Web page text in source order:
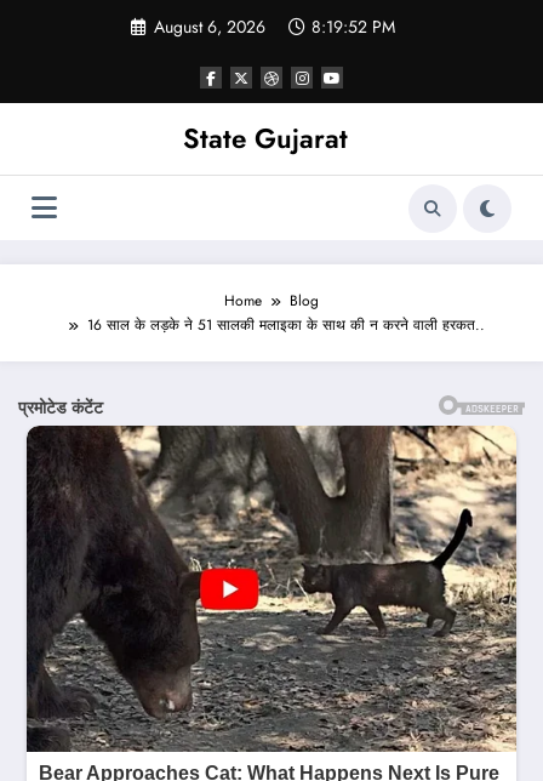
August 6, 2026 8:19:54 PM
State Gujarat
Home
Blog
16 साल के लड़के ने 51 सालकी मलाइका के साथ की न करने वाली हरकत..